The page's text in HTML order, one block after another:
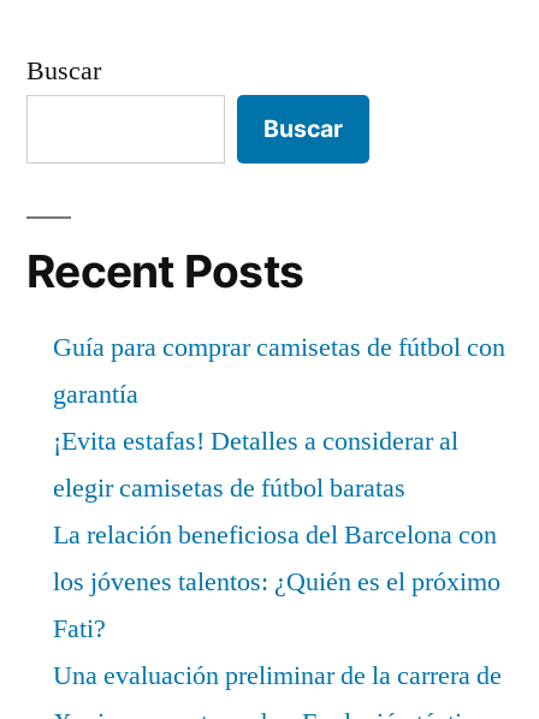
Buscar
Buscar
Recent Posts
Guía para comprar camisetas de fútbol con
garantía
¡Evita estafas! Detalles a considerar al
elegir camisetas de fútbol baratas
La relación beneficiosa del Barcelona con
los jóvenes talentos: ¿Quién es el próximo
Fati?
Una evaluación preliminar de la carrera de